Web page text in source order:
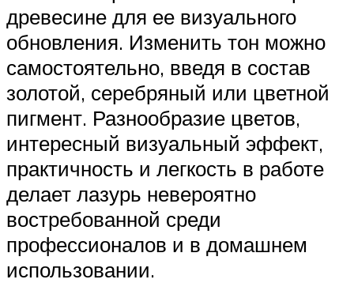
древесине для ее визуального
обновления. Изменить тон можно
самостоятельно, введя в состав
золотой, серебряный или цветной
пигмент. Разнообразие цветов,
интересный визуальный эффект,
практичность и легкость в работе
делает лазурь невероятно
востребованной среди
профессионалов и в домашнем
использовании.